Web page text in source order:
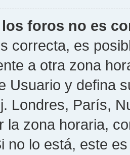
los foros no es
correcta, es
a otra zona
Usuario y defina
Londres, París,
la zona horaria,
no lo está, este